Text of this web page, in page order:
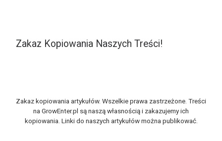
Zakaz Kopiowania Naszych Treści!
Zakaz kopiowania artykułów. Wszelkie prawa zastrzeżone. Treści
na GrowEnter.pl są naszą własnością i zakazujemy ich
kopiowania. Linki do naszych artykułów można publikować.